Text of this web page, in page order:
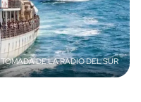
TOMADA DE LA RADIO DEL SUR